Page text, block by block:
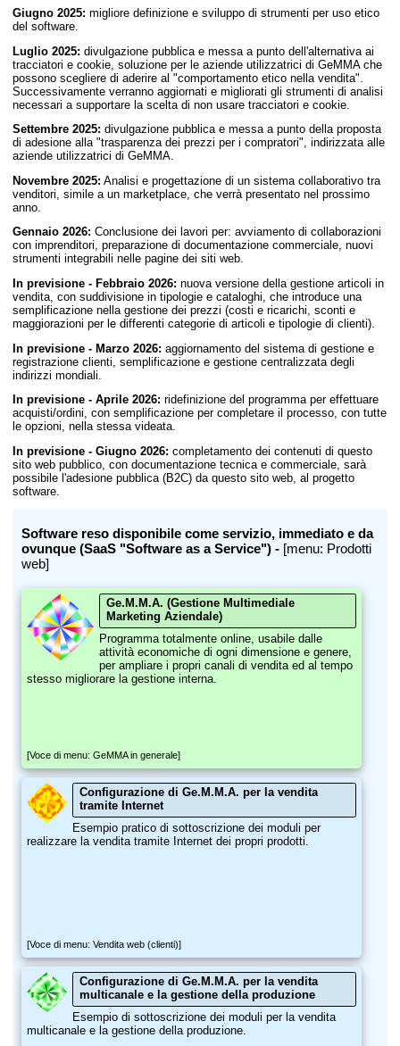
Giugno 2025: migliore definizione e sviluppo di strumenti per uso etico
del software.
Luglio 2025: divulgazione pubblica e messa a punto dell'alternativa ai
tracciatori e cookie, soluzione per le aziende utilizzatrici di GeMMA che
possono scegliere di aderire al "comportamento etico nella vendita".
Successivamente verranno aggiornati e migliorati gli strumenti di analisi
necessari a supportare la scelta di non usare tracciatori e cookie.
Settembre 2025: divulgazione pubblica e messa a punto della proposta
di adesione alla "trasparenza dei prezzi per i compratori", indirizzata alle
aziende utilizzatrici di GeMMA.
Novembre 2025: Analisi e progettazione di un sistema collaborativo tra
venditori, simile a un marketplace, che verrà presentato nel prossimo
anno.
Gennaio 2026: Conclusione dei lavori per: avviamento di collaborazioni
con imprenditori, preparazione di documentazione commerciale, nuovi
strumenti integrabili nelle pagine dei siti web.
In previsione - Febbraio 2026: nuova versione della gestione articoli in
vendita, con suddivisione in tipologie e cataloghi, che introduce una
semplificazione nella gestione dei prezzi (costi e ricarichi, sconti e
maggiorazioni per le differenti categorie di articoli e tipologie di clienti).
In previsione - Marzo 2026: aggiornamento del sistema di gestione e
registrazione clienti, semplificazione e gestione centralizzata degli
indirizzi mondiali.
In previsione - Aprile 2026: ridefinizione del programma per effettuare
acquisti/ordini, con semplificazione per completare il processo, con tutte
le opzioni, nella stessa videata.
In previsione - Giugno 2026: completamento dei contenuti di questo
sito web pubblico, con documentazione tecnica e commerciale, sarà
possibile l'adesione pubblica (B2C) da questo sito web, al progetto
software.
Software reso disponibile come servizio, immediato e da
ovunque (SaaS "Software as a Service") - [menu: Prodotti
web]
Ge.M.M.A. (Gestione Multimediale
Marketing Aziendale)
Programma totalmente online, usabile dalle
attività economiche di ogni dimensione e genere,
per ampliare i propri canali di vendita ed al tempo
stesso migliorare la gestione interna.
[Voce di menu: GeMMA in generale]
Configurazione di Ge.M.M.A. per la vendita
tramite Internet
Esempio pratico di sottoscrizione dei moduli per
realizzare la vendita tramite Internet dei propri prodotti.
[Voce di menu: Vendita web (clienti)]
Configurazione di Ge.M.M.A. per la vendita
multicanale e la gestione della produzione
Esempio di sottoscrizione dei moduli per la vendita
multicanale e la gestione della produzione.